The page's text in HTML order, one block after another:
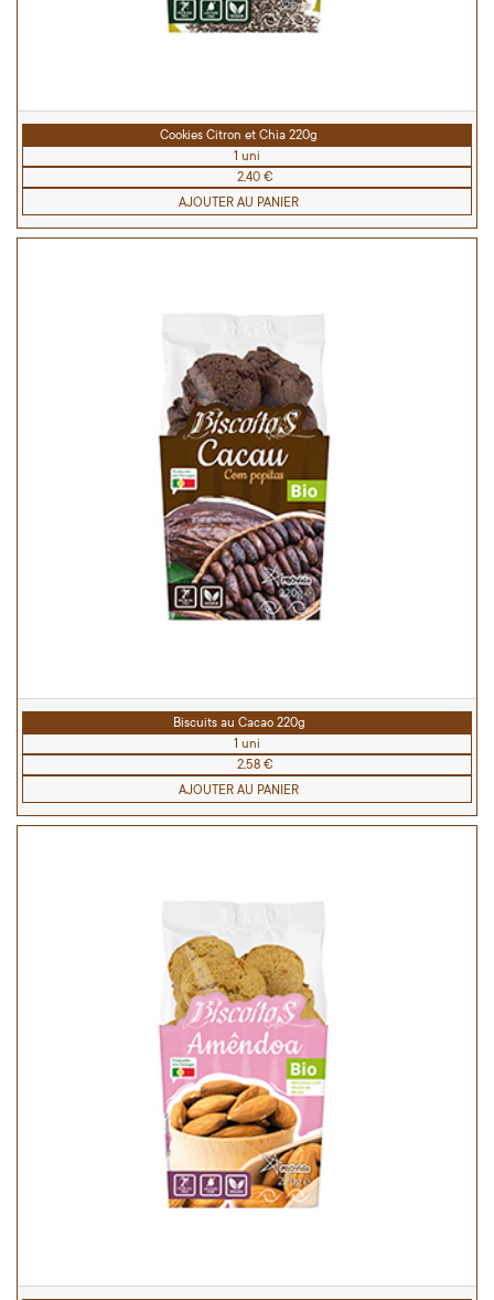
Cookies Citron et Chia 220g
1 uni
2,40 €
AJOUTER AU PANIER
Biscuits au Cacao 220g
1 uni
2,58 €
AJOUTER AU PANIER